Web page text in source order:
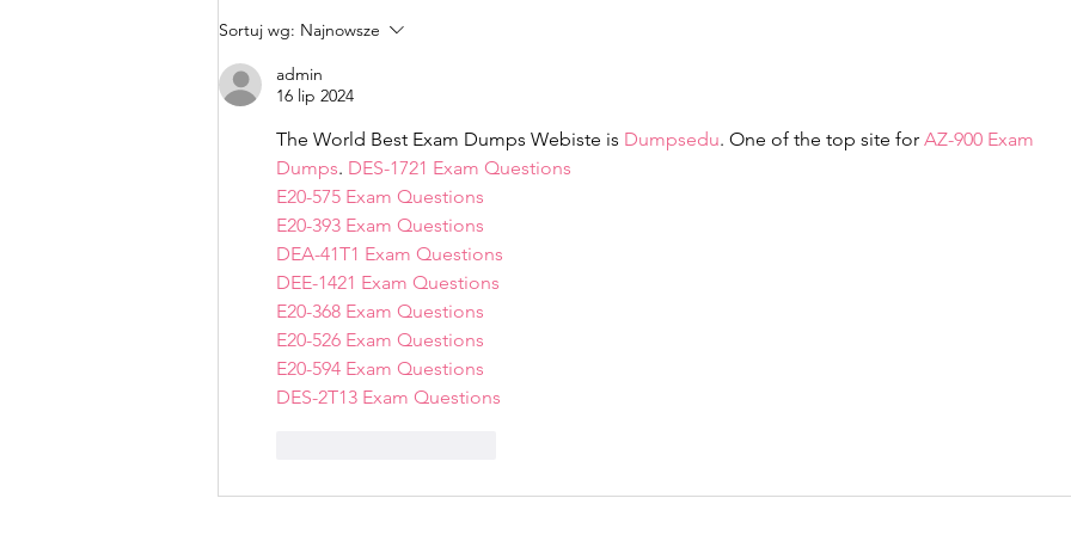
Edukacja zaczyna się od
rozmowy
Sortuj wg: Najnowsze
admin
16 lip 2024
The World Best Exam Dumps Webiste is Dumpsedu. One of the top site for AZ-900 Exam
Dumps. DES-1721 Exam Questions
E20-575 Exam Questions
E20-393 Exam Questions
DEA-41T1 Exam Questions
DEE-1421 Exam Questions
E20-368 Exam Questions
E20-526 Exam Questions
E20-594 Exam Questions
DES-2T13 Exam Questions